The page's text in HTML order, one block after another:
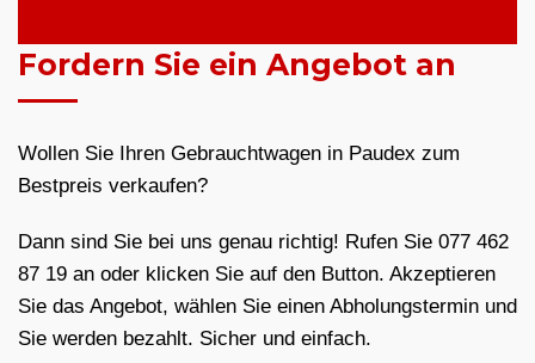
Fordern Sie ein Angebot an
Wollen Sie Ihren Gebrauchtwagen in Paudex zum
Bestpreis verkaufen?
Dann sind Sie bei uns genau richtig! Rufen Sie 077 462
87 19 an oder klicken Sie auf den Button. Akzeptieren
Sie das Angebot, wählen Sie einen Abholungstermin und
Sie werden bezahlt. Sicher und einfach.